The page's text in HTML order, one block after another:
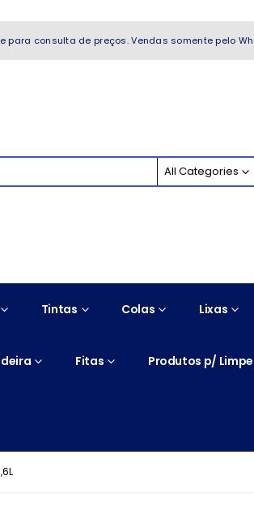
para consulta de preços. Vendas somente pelo
All Categories
Tintas Colas Lixas
Fitas Produtos p/